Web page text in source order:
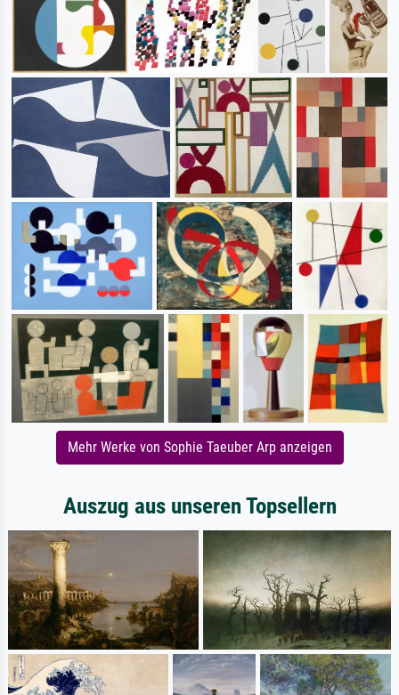
Mehr Werke von Sophie Taeuber Arp anzeigen
Auszug aus unseren Topsellern